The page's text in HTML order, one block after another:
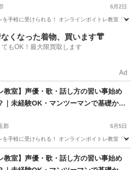
6月2日
手軽に受けられる！ オンラインボイトレ教室「
なくなった着物、買います👘
もOK！最大限買取します
Ad
教室】声優・歌・話し方の習い事始め
｜未経験OK・マンツーマンで基礎から
郡 6月5日
手軽に受けられる！ オンラインボイトレ教室「
教室】声優・歌・話し方の習い事始め